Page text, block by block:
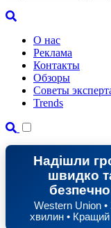
О нас
Реклама
Контакты
Обзоры
Советы
Trends
Надішли
швидко
Western Union •
хвилин • Кращий